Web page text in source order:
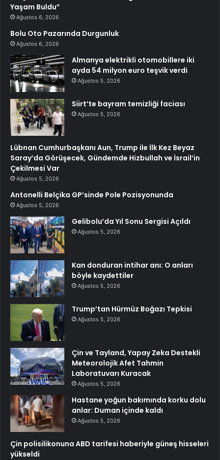
Yaşam Buldu”
Ağustos 6, 2026
Bolu Oto Pazarında Durgunluk
Ağustos 6, 2026
Almanya elektrikli otomobillere iki
ayda 54 milyon euro teşvik verdi
Ağustos 5, 2026
Siirt’te bayram temizliği faciası
Ağustos 5, 2026
Lübnan Cumhurbaşkanı Aun, Trump ile İlk Kez Beyaz
Saray’da Görüşecek, Gündemde Hizbullah ve İsrail’in
Çekilmesi Var
Ağustos 5, 2026
Antonelli Belçika GP’sinde Pole Pozisyonunda
Ağustos 5, 2026
Gelibolu’da Yıl Sonu Sergisi Açıldı
Ağustos 5, 2026
Kan donduran intihar anı: O anları
böyle kaydettiler
Ağustos 5, 2026
Trump’tan Hürmüz Boğazı Tepkisi
Ağustos 5, 2026
Çin ve Tayland, Yapay Zeka Destekli
Meteorolojik Afet Tahmin
Laboratuvarı Kuracak
Ağustos 5, 2026
Hastane yoğun bakımında korku dolu
anlar: Duman içinde kaldı
Ağustos 5, 2026
Çin polisilikonuna ABD tarifesi haberiyle güneş hisseleri
yükseldi